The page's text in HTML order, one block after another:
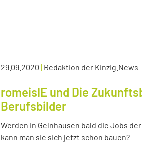
29.09.2020 | Redaktion der Kinzig.News
romeisIE und Die
Berufsbilder
Werden in Gelnhausen bald die Jobs
kann man sie sich jetzt schon bauen?